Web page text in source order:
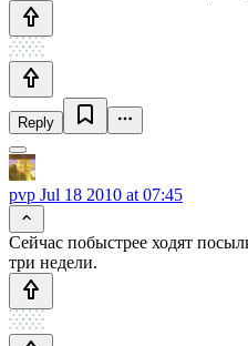
Reply
pvp Jul 18 2010 at 07:45
Сейчас побыстрее ходят
три недели.